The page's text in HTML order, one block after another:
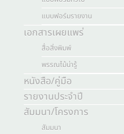
แบบฟอร์มรายงาน
เอกสารเผยแพร่
สื่อสิ่งพิมพ์
พรรณไม้น่ารู้
หนังสือ/คู่มือ
รายงานประจำปี
สัมมนา/โครงการ
สัมมนา